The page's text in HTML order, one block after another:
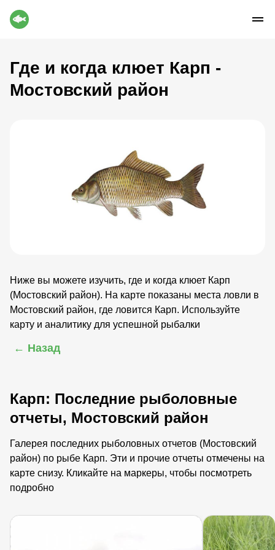
Где и когда клюет Карп -
Мостовский район
Ниже вы можете изучить, где и когда клюет Карп
(Мостовский район). На карте показаны места ловли в
Мостовский район, где ловится Карп. Используйте
карту и аналитику для успешной рыбалки
← Назад
Карп: Последние рыболовные
отчеты, Мостовский район
Галерея последних рыболовных отчетов (Мостовский
район) по рыбе Карп. Эти и прочие отчеты отмечены на
карте снизу. Кликайте на маркеры, чтобы посмотреть
подробно